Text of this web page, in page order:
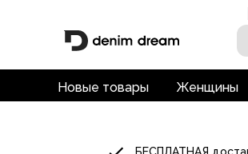
Новые товары Женщины